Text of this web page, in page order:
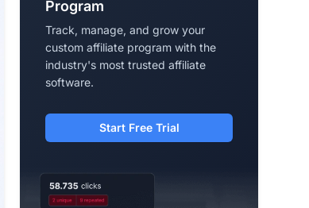
Program
Track, manage, and grow your
custom affiliate program with the
industry's most trusted affiliate
software.
Start Free Trial